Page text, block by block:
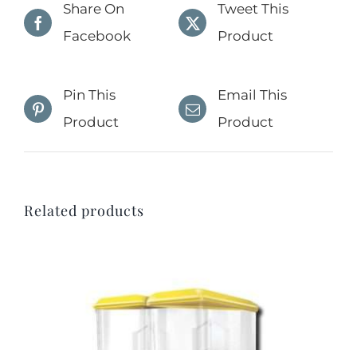
Share On
Facebook
Tweet This
Product
Pin This
Product
Email This
Product
Related products